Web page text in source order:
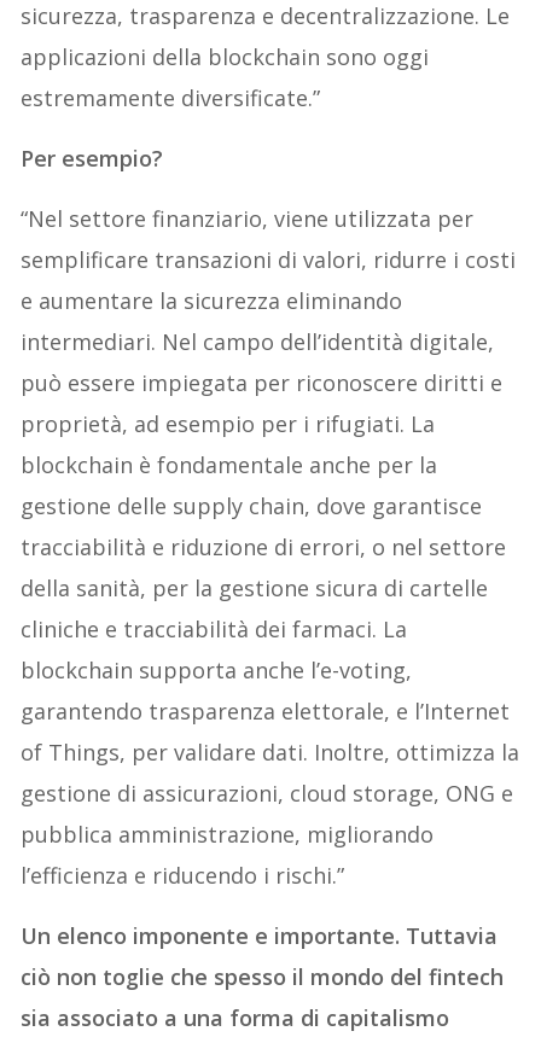
sicurezza, trasparenza e decentralizzazione. Le
applicazioni della blockchain sono oggi
estremamente diversificate.”
Per esempio?
“Nel settore finanziario, viene utilizzata per
semplificare transazioni di valori, ridurre i costi
e aumentare la sicurezza eliminando
intermediari. Nel campo dell’identità digitale,
può essere impiegata per riconoscere diritti e
proprietà, ad esempio per i rifugiati. La
blockchain è fondamentale anche per la
gestione delle supply chain, dove garantisce
tracciabilità e riduzione di errori, o nel settore
della sanità, per la gestione sicura di cartelle
cliniche e tracciabilità dei farmaci. La
blockchain supporta anche l’e-voting,
garantendo trasparenza elettorale, e l’Internet
of Things, per validare dati. Inoltre, ottimizza la
gestione di assicurazioni, cloud storage, ONG e
pubblica amministrazione, migliorando
l’efficienza e riducendo i rischi.”
Un elenco imponente e importante. Tuttavia
ciò non toglie che spesso il mondo del fintech
sia associato a una forma di capitalismo